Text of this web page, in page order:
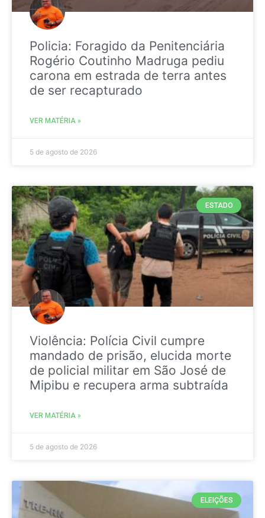
Policia: Foragido da Penitenciária
Rogério Coutinho Madruga pediu
carona em estrada de terra antes
de ser recapturado
VER MATÉRIA »
5 de agosto de 2026
ESTADO
Violência: Polícia Civil cumpre
mandado de prisão, elucida morte
de policial militar em São José de
Mipibu e recupera arma subtraída
VER MATÉRIA »
5 de agosto de 2026
ELEIÇÕES